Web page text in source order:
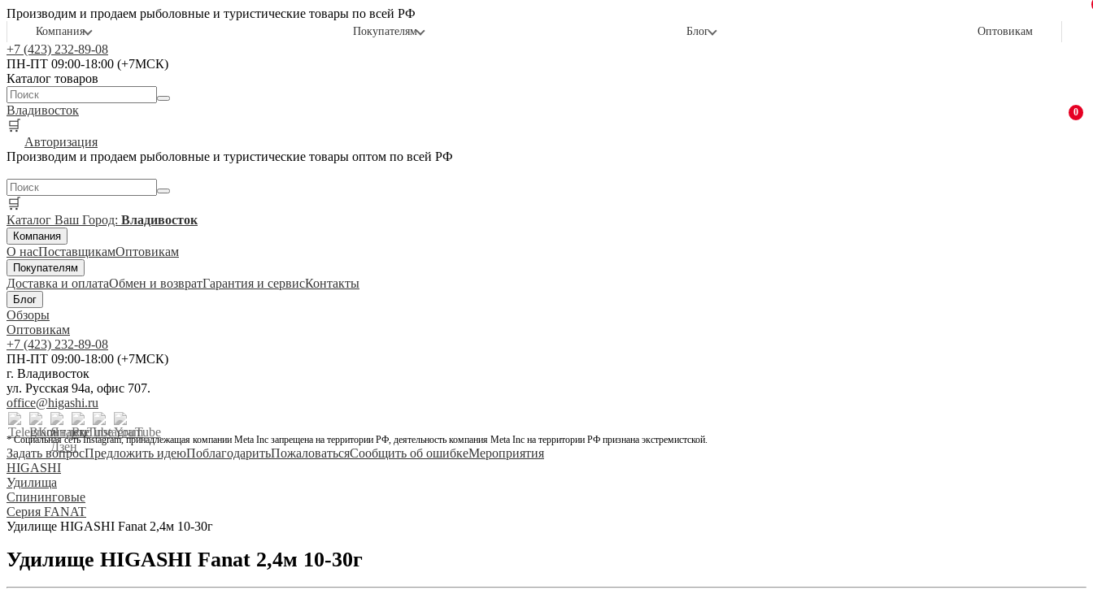
Производим и продаем рыболовные и туристические товары по всей РФ
Компания Покупателям Блог Оптовикам
+7 (423) 232-89-08
ПН-ПТ 09:00-18:00 (+7МСК)
Каталог товаров
Владивосток
🛒
0
Авторизация
Производим и продаем рыболовные и туристические товары оптом по всей РФ
🛒
Каталог Ваш Город: Владивосток
Компания
О насПоставщикамОптовикам
Покупателям
Доставка и оплатаОбмен и возвратГарантия и сервисКонтакты
Блог
Обзоры
Оптовикам
+7 (423) 232-89-08
ПН-ПТ 09:00-18:00 (+7МСК)
г. Владивосток
ул. Русская 94а, офис 707.
office@higashi.ru
* Социальная сеть Instagram, принадлежащая компании Meta Inc запрещена на территории РФ, деятельность компания Meta Inc на территории РФ признана экстремистской.
Задать вопросПредложить идеюПоблагодаритьПожаловатьсяСообщить об ошибкеМероприятия
HIGASHI
Удилища
Спининговые
Серия FANAT
Удилище HIGASHI Fanat 2,4м 10-30г
Удилище HIGASHI Fanat 2,4м 10-30г